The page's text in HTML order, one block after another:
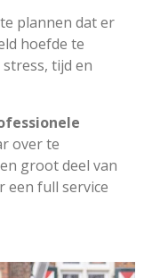
plannen dat er
hoefde te
tijd en
over te
groot deel van
een full service